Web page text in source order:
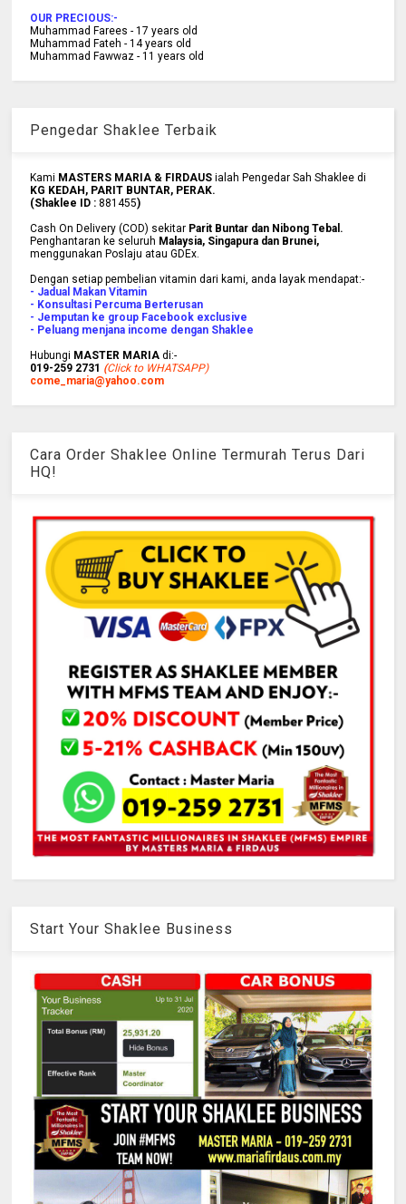
OUR PRECIOUS:-
Muhammad Farees - 17 years old
Muhammad Fateh - 14 years old
Muhammad Fawwaz - 11 years old
Pengedar Shaklee Terbaik
Kami MASTERS MARIA & FIRDAUS ialah Pengedar Sah Shaklee di
KG KEDAH, PARIT BUNTAR, PERAK.
(Shaklee ID :881455)
Cash On Delivery (COD) sekitar Parit Buntar dan Nibong Tebal.
Penghantaran ke seluruh Malaysia, Singapura dan Brunei,
menggunakan Poslaju atau GDEx.
Dengan setiap pembelian vitamin dari kami, anda layak mendapat:-
- Jadual Makan Vitamin
- Konsultasi Percuma Berterusan
- Jemputan ke group Facebook exclusive
- Peluang menjana income dengan Shaklee
Hubungi MASTER MARIA di:-
019-259 2731 (Click to WHATSAPP)
come_maria@yahoo.com
Cara Order Shaklee Online Termurah Terus Dari
HQ!
Start Your Shaklee Business